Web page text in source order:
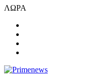
ΛΩΡΑ